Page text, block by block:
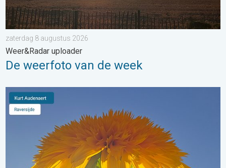
zaterdag 8 augustus 2026
Weer&Radar uploader
De weerfoto van de week
Stuur jouw weerfoto van de week!. Weer&Radar Uploader. . .